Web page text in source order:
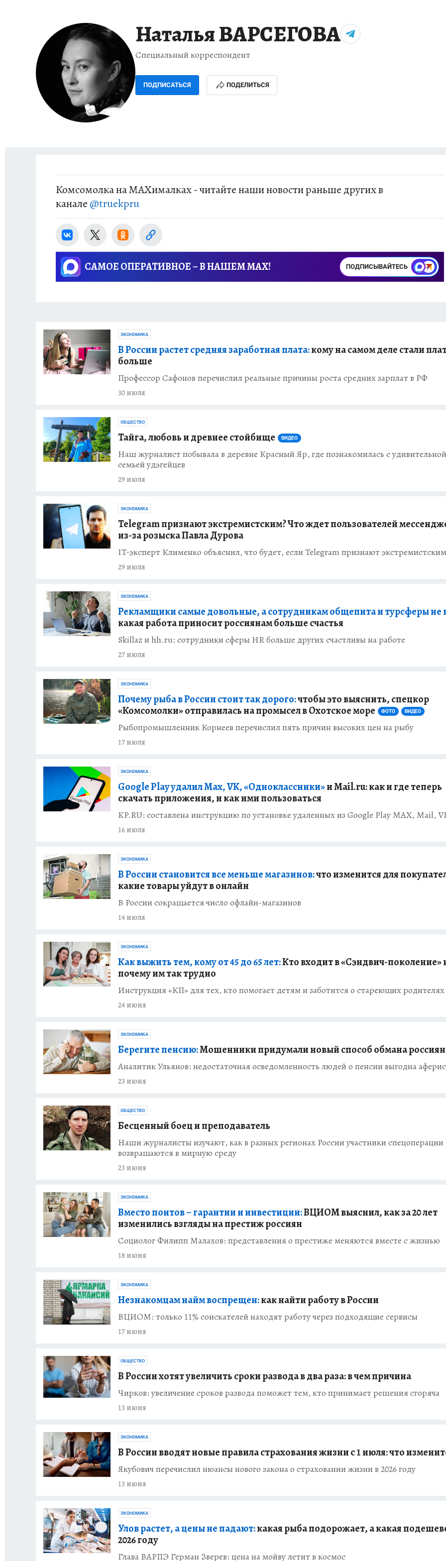
Наталья ВАРСЕГОВА
Специальный корреспондент
ПОДПИСАТЬСЯ ПОДЕЛИТЬСЯ
Комсомолка на MAXималках - читайте наши новости раньше других в
канале @truekpru
САМОЕ ОПЕРАТИВНОЕ – В НАШЕМ MAX! ПОДПИСЫВАЙТЕСЬ
ЭКОНОМИКА
В России растет средняя заработная плата:кому на самом деле стали
больше
Профессор Сафонов перечислил реальные причины роста средних зарплат в РФ
30 июля
ОБЩЕСТВО
Тайга, любовь и древнее стойбище ВИДЕО
Наш журналист побывала в деревне Красный Яр, где познакомилась с удивительной
семьей удэгейцев
29 июля
ЭКОНОМИКА
Telegram признают экстремистским? Что ждет пользователей
из-за розыска Павла Дурова
IT-эксперт Клименко объяснил, что будет, если Telegram признают экстремистским
29 июля
ЭКОНОМИКА
Рекламщики самые довольные, а сотрудникам общепита и турсферы не
какая работа приносит россиянам больше счастья
Skillaz и hh.ru: сотрудники сферы HR больше других счастливы на работе
27 июля
ЭКОНОМИКА
Почему рыба в России стоит так дорого:чтобы это выяснить, спецкор
«Комсомолки» отправилась на промысел в Охотское море
ФОТО ВИДЕО
Рыбопромышленник Корнеев перечислил пять причин высоких цен на рыбу
17 июля
ЭКОНОМИКА
Google Play удалил Max, VK, «Одноклассники»и Mail.ru: как и где теперь
скачать приложения, и как ими пользоваться
KP.RU: составлена инструкцию по установке удаленных из Google Play MAX, Mail,
16 июля
ЭКОНОМИКА
В России становится все меньше магазинов:что изменится для
какие товары уйдут в онлайн
В России сокращается число офлайн-магазинов
14 июля
ЭКОНОМИКА
Как выжить тем, кому от 45 до 65 лет:Кто входит в «Сэндвич-поколение»
почему им так трудно
Инструкция «КП» для тех, кто помогает детям и заботится о стареющих родителях
24 июня
ЭКОНОМИКА
Берегите пенсию:Мошенники придумали новый способ обмана россиян
Аналитик Ульянов: недостаточная осведомленность людей о пенсии выгодна
23 июня
ОБЩЕСТВО
Бесценный боец и преподаватель
Наши журналисты изучают, как в разных регионах России участники спецоперации
возвращаются в мирную среду
23 июня
ЭКОНОМИКА
Вместо понтов – гарантии и инвестиции:ВЦИОМ выяснил, как за 20 лет
изменились взгляды на престиж россиян
Социолог Филипп Малахов: представления о престиже меняются вместе с жизнью
18 июня
ЭКОНОМИКА
Незнакомцам найм воспрещен:как найти работу в России
ВЦИОМ: только 11% соискателей находят работу через подходящие сервисы
17 июня
ОБЩЕСТВО
В России хотят увеличить сроки развода в два раза: в чем причина
Чирков: увеличение сроков развода поможет тем, кто принимает решения сгоряча
13 июня
ЭКОНОМИКА
В России вводят новые правила страхования жизни с 1 июля: что
Якубович перечислил нюансы нового закона о страховании жизни в 2026 году
13 июня
ЭКОНОМИКА
Улов растет, а цены не падают:какая рыба подорожает, а какая
2026 году
Глава ВАРПЭ Герман Зверев: цена на мойву летит в космос